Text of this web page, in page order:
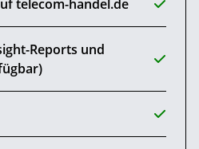
telecom-handel.de
Reports und